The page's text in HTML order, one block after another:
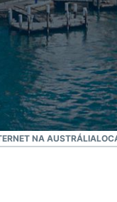
NA AUSTRÁLIA